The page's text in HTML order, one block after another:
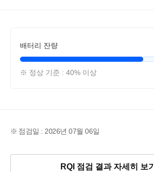
배터리 잔량
※ 정상 기준 : 40% 이상
점검일 : 2026년 07월 06일
RQI 점검 결과 자세히 보기